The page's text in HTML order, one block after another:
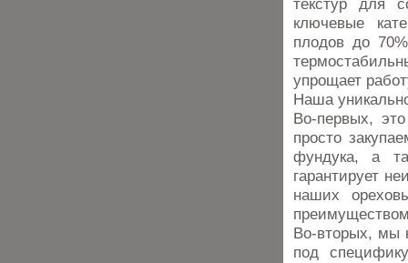
текстур для
ключевые
плодов до
упрощает
Наша
Во-первых,
просто
фундука, а
гарантирует
наших
Во-вторых, мы
под